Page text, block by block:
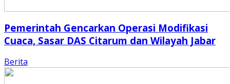
Pemerintah Gencarkan Operasi Modifikasi
Cuaca, Sasar DAS Citarum dan Wilayah Jabar
Berita